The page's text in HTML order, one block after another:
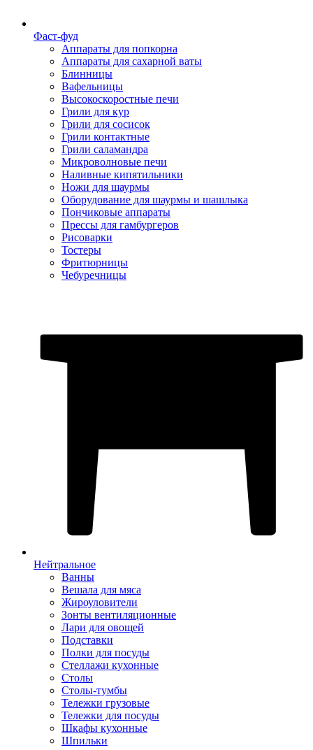
Фаст-фуд
Аппараты для попкорна
Аппараты для сахарной ваты
Блинницы
Вафельницы
Высокоскоростные печи
Грили для кур
Грили для сосисок
Грили контактные
Грили саламандра
Микроволновые печи
Наливные кипятильники
Ножи для шаурмы
Оборудование для шаурмы и шашлыка
Пончиковые аппараты
Прессы для гамбургеров
Рисоварки
Тостеры
Фритюрницы
Чебуречницы
Нейтральное
Ванны
Вешала для мяса
Жироуловители
Зонты вентиляционные
Лари для овощей
Подставки
Полки для посуды
Стеллажи кухонные
Столы
Столы-тумбы
Тележки грузовые
Тележки для посуды
Шкафы кухонные
Шпильки